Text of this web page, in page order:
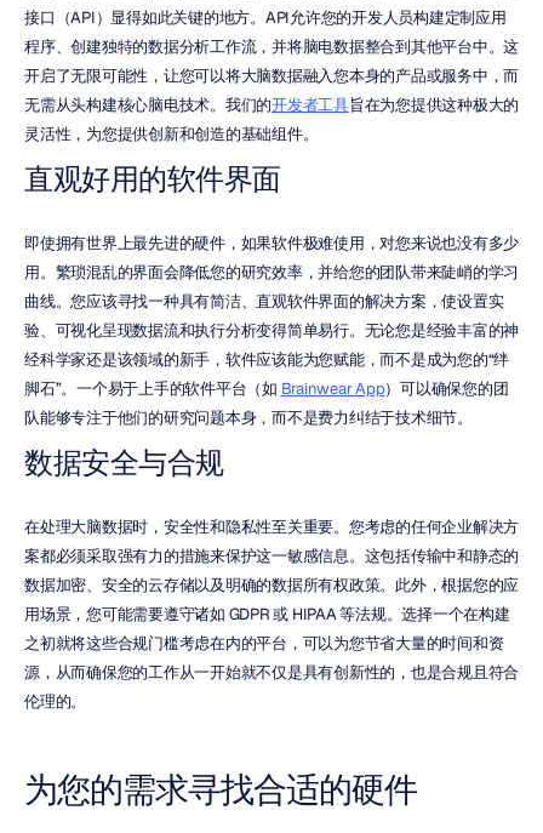
接口（API）显得如此关键的地方。API允许您的开发人员构建定制应用
程序、创建独特的数据分析工作流，并将脑电数据整合到其他平台中。这
开启了无限可能性，让您可以将大脑数据融入您本身的产品或服务中，而
无需从头构建核心脑电技术。我们的开发者工具旨在为您提供这种极大的
灵活性，为您提供创新和创造的基础组件。
直观好用的软件界面
即使拥有世界上最先进的硬件，如果软件极难使用，对您来说也没有多少
用。繁琐混乱的界面会降低您的研究效率，并给您的团队带来陡峭的学习
曲线。您应该寻找一种具有简洁、直观软件界面的解决方案，使设置实
验、可视化呈现数据流和执行分析变得简单易行。无论您是经验丰富的神
经科学家还是该领域的新手，软件应该能为您赋能，而不是成为您的“绊
脚石”。一个易于上手的软件平台（如 Brainwear App）可以确保您的团
队能够专注于他们的研究问题本身，而不是费力纠结于技术细节。
数据安全与合规
在处理大脑数据时，安全性和隐私性至关重要。您考虑的任何企业解决方
案都必须采取强有力的措施来保护这一敏感信息。这包括传输中和静态的
数据加密、安全的云存储以及明确的数据所有权政策。此外，根据您的应
用场景，您可能需要遵守诸如 GDPR 或 HIPAA 等法规。选择一个在构建
之初就将这些合规门槛考虑在内的平台，可以为您节省大量的时间和资
源，从而确保您的工作从一开始就不仅是具有创新性的，也是合规且符合
伦理的。
为您的需求寻找合适的硬件